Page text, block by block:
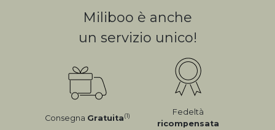
Miliboo è anche
un servizio unico!
Consegna Gratuita(1)
Fedeltà
ricompensata